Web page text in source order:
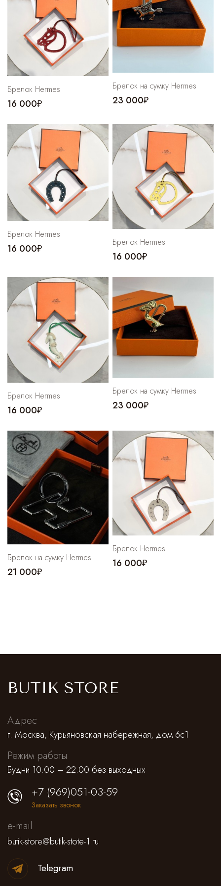
Брелок Hermes
16 000₽
Брелок на сумку Hermes
23 000₽
Брелок Hermes
16 000₽
Брелок Hermes
16 000₽
Брелок Hermes
16 000₽
Брелок на сумку Hermes
23 000₽
Брелок на сумку Hermes
21 000₽
Брелок Hermes
16 000₽
BUTIK STORE
Адрес
г. Москва, Курьяновская набережная, дом 6с1
Режим работы
Будни 10:00 – 22:00 без выходных
+7 (969)051-03-59
Заказать звонок
e-mail
butik-store@butik-stote-1.ru
Telegram
Cпортивные брюки
Комбинезоны